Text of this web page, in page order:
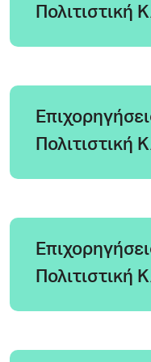
Πολιτιστική
Πολιτιστική
Πολιτιστική